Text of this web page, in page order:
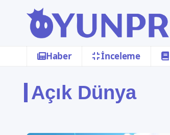
Haber İnceleme
Açık Dünya